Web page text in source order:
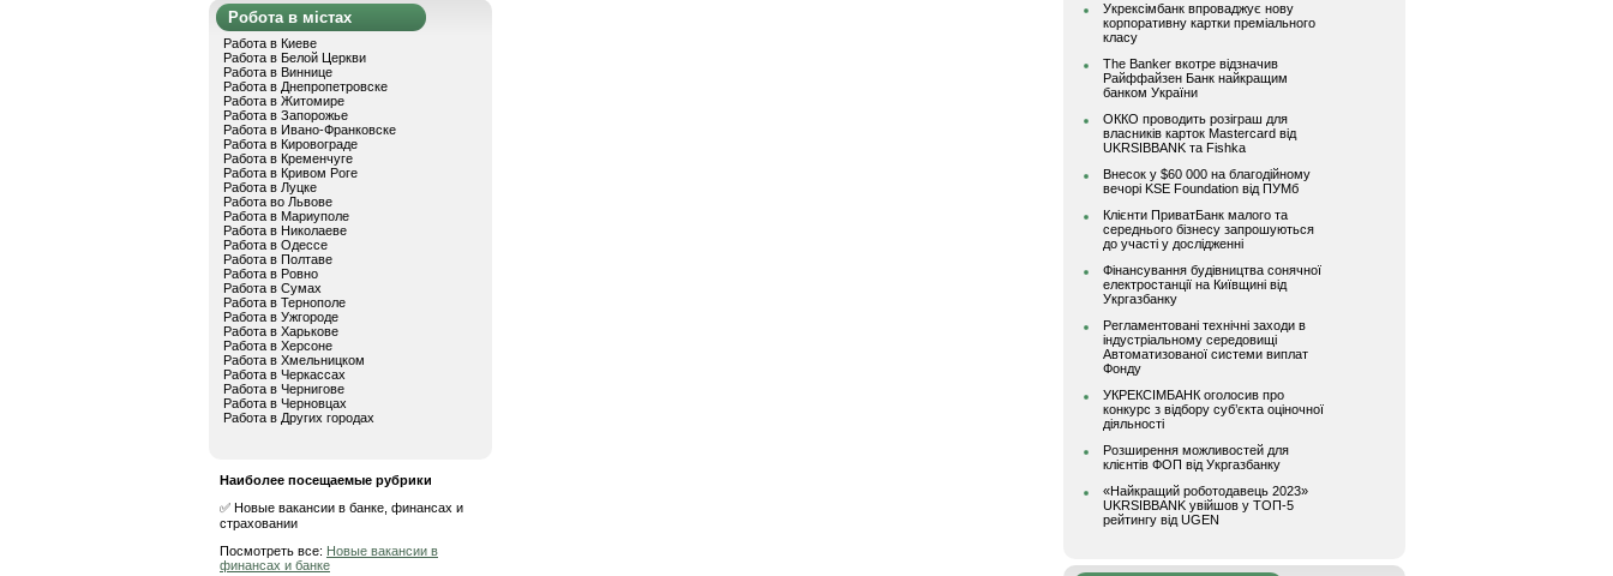
Робота в містах
Работа в Киеве
Работа в Белой Церкви
Работа в Виннице
Работа в Днепропетровске
Работа в Житомире
Работа в Запорожье
Работа в Ивано-Франковске
Работа в Кировограде
Работа в Кременчуге
Работа в Кривом Роге
Работа в Луцке
Работа во Львове
Работа в Мариуполе
Работа в Николаеве
Работа в Одессе
Работа в Полтаве
Работа в Ровно
Работа в Сумах
Работа в Тернополе
Работа в Ужгороде
Работа в Харькове
Работа в Херсоне
Работа в Хмельницком
Работа в Черкассах
Работа в Чернигове
Работа в Черновцах
Работа в Других городах
Наиболее посещаемые рубрики
✅ Новые вакансии в банке, финансах и
страховании
Посмотреть все: Новые вакансии в
финансах и банке
Укрексімбанк впроваджує нову
корпоративну картки преміального
класу
The Banker вкотре відзначив
Райффайзен Банк найкращим
банком України
ОККО проводить розіграш для
власників карток Mastercard від
UKRSIBBANK та Fishka
Внесок у $60 000 на благодійному
вечорі KSE Foundation від ПУМб
Клієнти ПриватБанк малого та
середнього бізнесу запрошуються
до участі у дослідженні
Фінансування будівництва сонячної
електростанції на Київщині від
Укргазбанку
Регламентовані технічні заходи в
індустріальному середовищі
Автоматизованої системи виплат
Фонду
УКРЕКСІМБАНК оголосив про
конкурс з відбору суб’єкта оціночної
діяльності
Розширення можливостей для
клієнтів ФОП від Укргазбанку
«Найкращий роботодавець 2023»
UKRSIBBANK увійшов у ТОП-5
рейтингу від UGEN